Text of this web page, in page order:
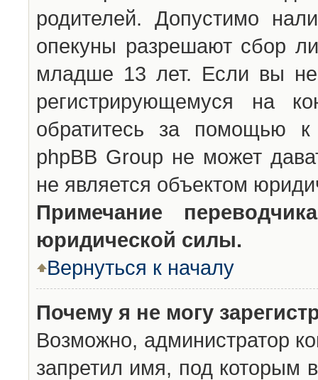
родителей. Допустимо
опекуны разрешают сбор
младше 13 лет. Если вы
регистрирующемуся на
обратитесь за помощью к
phpBB Group не может
не является объектом
Примечание
юридической силы.
Вернуться к началу
Почему я не могу
Возможно, администратор
запретил имя, под которым